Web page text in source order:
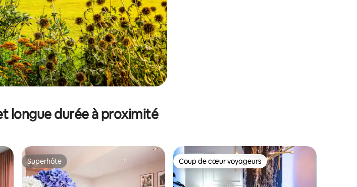
longue durée à proximité
Superhôte
Superhôte Coup de cœur voyageurs
Coup de cœur voyageurs